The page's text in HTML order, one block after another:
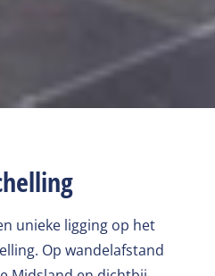
unieke ligging op het
Op wandelafstand